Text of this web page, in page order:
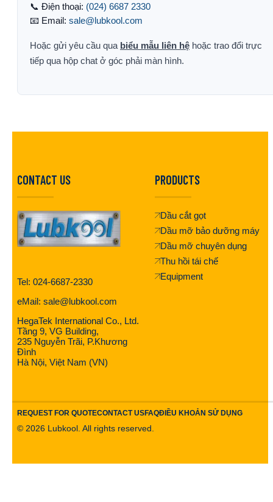
📞 Điện thoại: (024) 6687 2330
📧 Email: sale@lubkool.com
Hoặc gửi yêu cầu qua biểu mẫu liên hệ hoặc trao đổi trực
tiếp qua hộp chat ở góc phải màn hình.
CONTACT US
Tel: 024-6687-2330
eMail: sale@lubkool.com
HegaTek International Co., Ltd.
Tầng 9, VG Building,
235 Nguyễn Trãi, P.Khương
Đình
Hà Nội, Việt Nam (VN)
PRODUCTS
Dầu cắt gọt
Dầu mỡ bảo dưỡng máy
Dầu mỡ chuyên dụng
Thu hồi tái chế
Equipment
REQUEST FOR QUOTECONTACT USFAQĐIỀU KHOẢN SỬ DỤNG
© 2026 Lubkool. All rights reserved.